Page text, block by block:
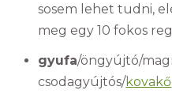
sosem lehet tudni,
meg egy 10 fokos
gyufa/öngyújtó/
csodagyújtós/kovakő